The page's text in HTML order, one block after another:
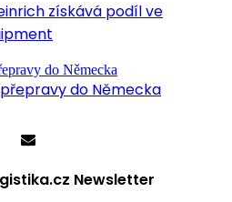
získává podíl ve
do Německa
Newsletter